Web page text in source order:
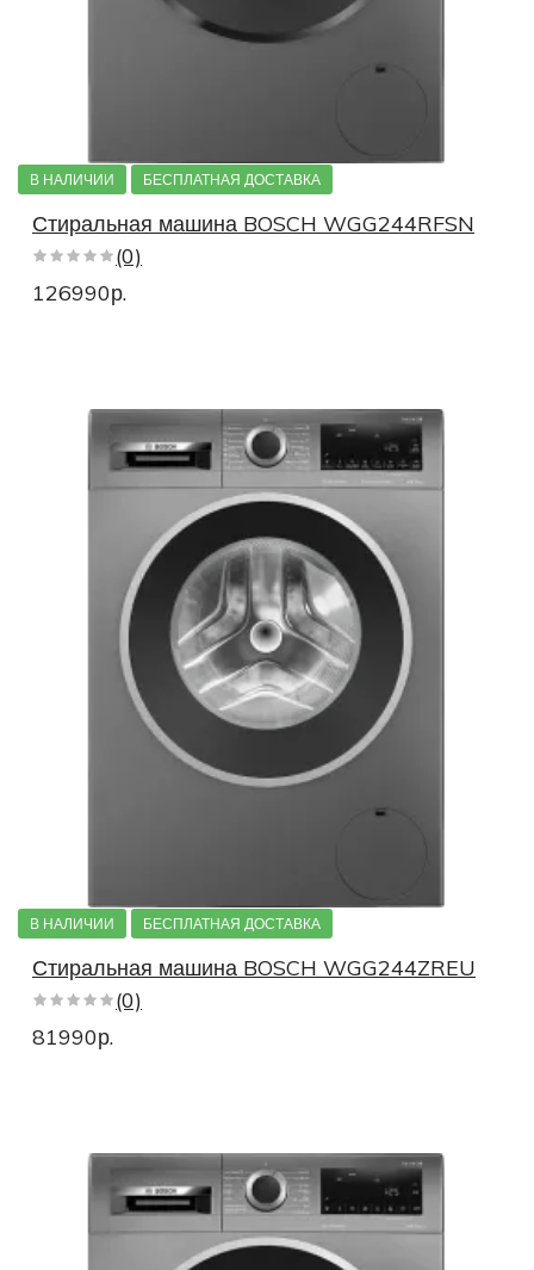
В НАЛИЧИИ БЕСПЛАТНАЯ ДОСТАВКА
Стиральная машина BOSCH WGG244RFSN
(0)
126990р.
В НАЛИЧИИ БЕСПЛАТНАЯ ДОСТАВКА
Стиральная машина BOSCH WGG244ZREU
(0)
81990р.